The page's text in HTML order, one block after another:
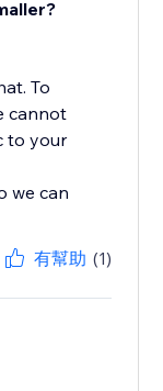
To
cannot
to your
we can
有幫助 (1)